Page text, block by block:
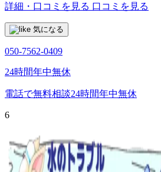
詳細・口コミを見る 口コミを見る
気になる
050-7562-0409
24時間年中無休
電話で無料相談24時間年中無休
6